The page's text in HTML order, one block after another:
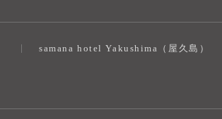
samana hotel Yakushima（屋久島）